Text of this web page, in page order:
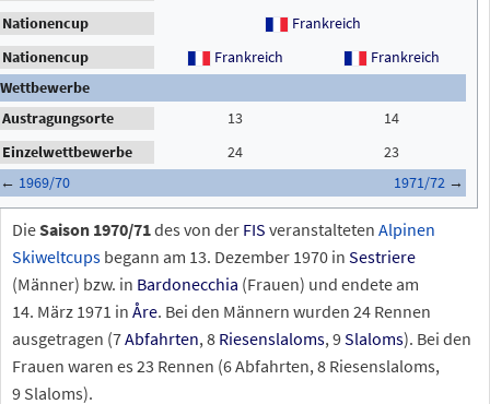
Nationencup
Frankreich
Nationencup
Frankreich
Frankreich
Wettbewerbe
Austragungsorte
13
14
Einzelwettbewerbe
24
23
← 1969/70 1971/72 →
DieSaison 1970/71des von der FIS veranstalteten Alpinen
Skiweltcups begann am 13. Dezember 1970 in Sestriere
(Männer) bzw. in Bardonecchia (Frauen) und endete am
14. März 1971 in Åre. Bei den Männern wurden 24 Rennen
ausgetragen (7Abfahrten, 8 Riesenslaloms, 9Slaloms). Bei den
Frauen waren es 23 Rennen (6Abfahrten, 8 Riesenslaloms,
9 Slaloms).